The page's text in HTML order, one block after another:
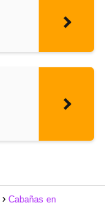
Cabañas en